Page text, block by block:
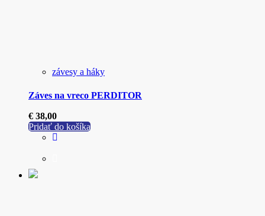
závesy a háky
Záves na vreco PERDITOR
€ 38,00
Pridať do košíka